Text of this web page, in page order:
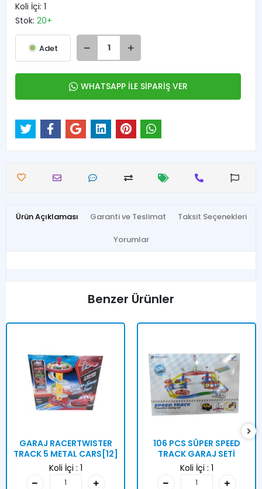
Koli İçi: 1
Stok: 20+
Adet
WHATSAPP İLE SİPARİŞ VER
Ürün Açıklaması Garanti ve Teslimat Taksit Seçenekleri
Yorumlar
Benzer Ürünler
GARAJ RACERTWISTER
TRACK 5 METAL CARS[12]
Koli İçi : 1
106 PCS SÜPER SPEED
TRACK GARAJ SETİ
Koli İçi : 1